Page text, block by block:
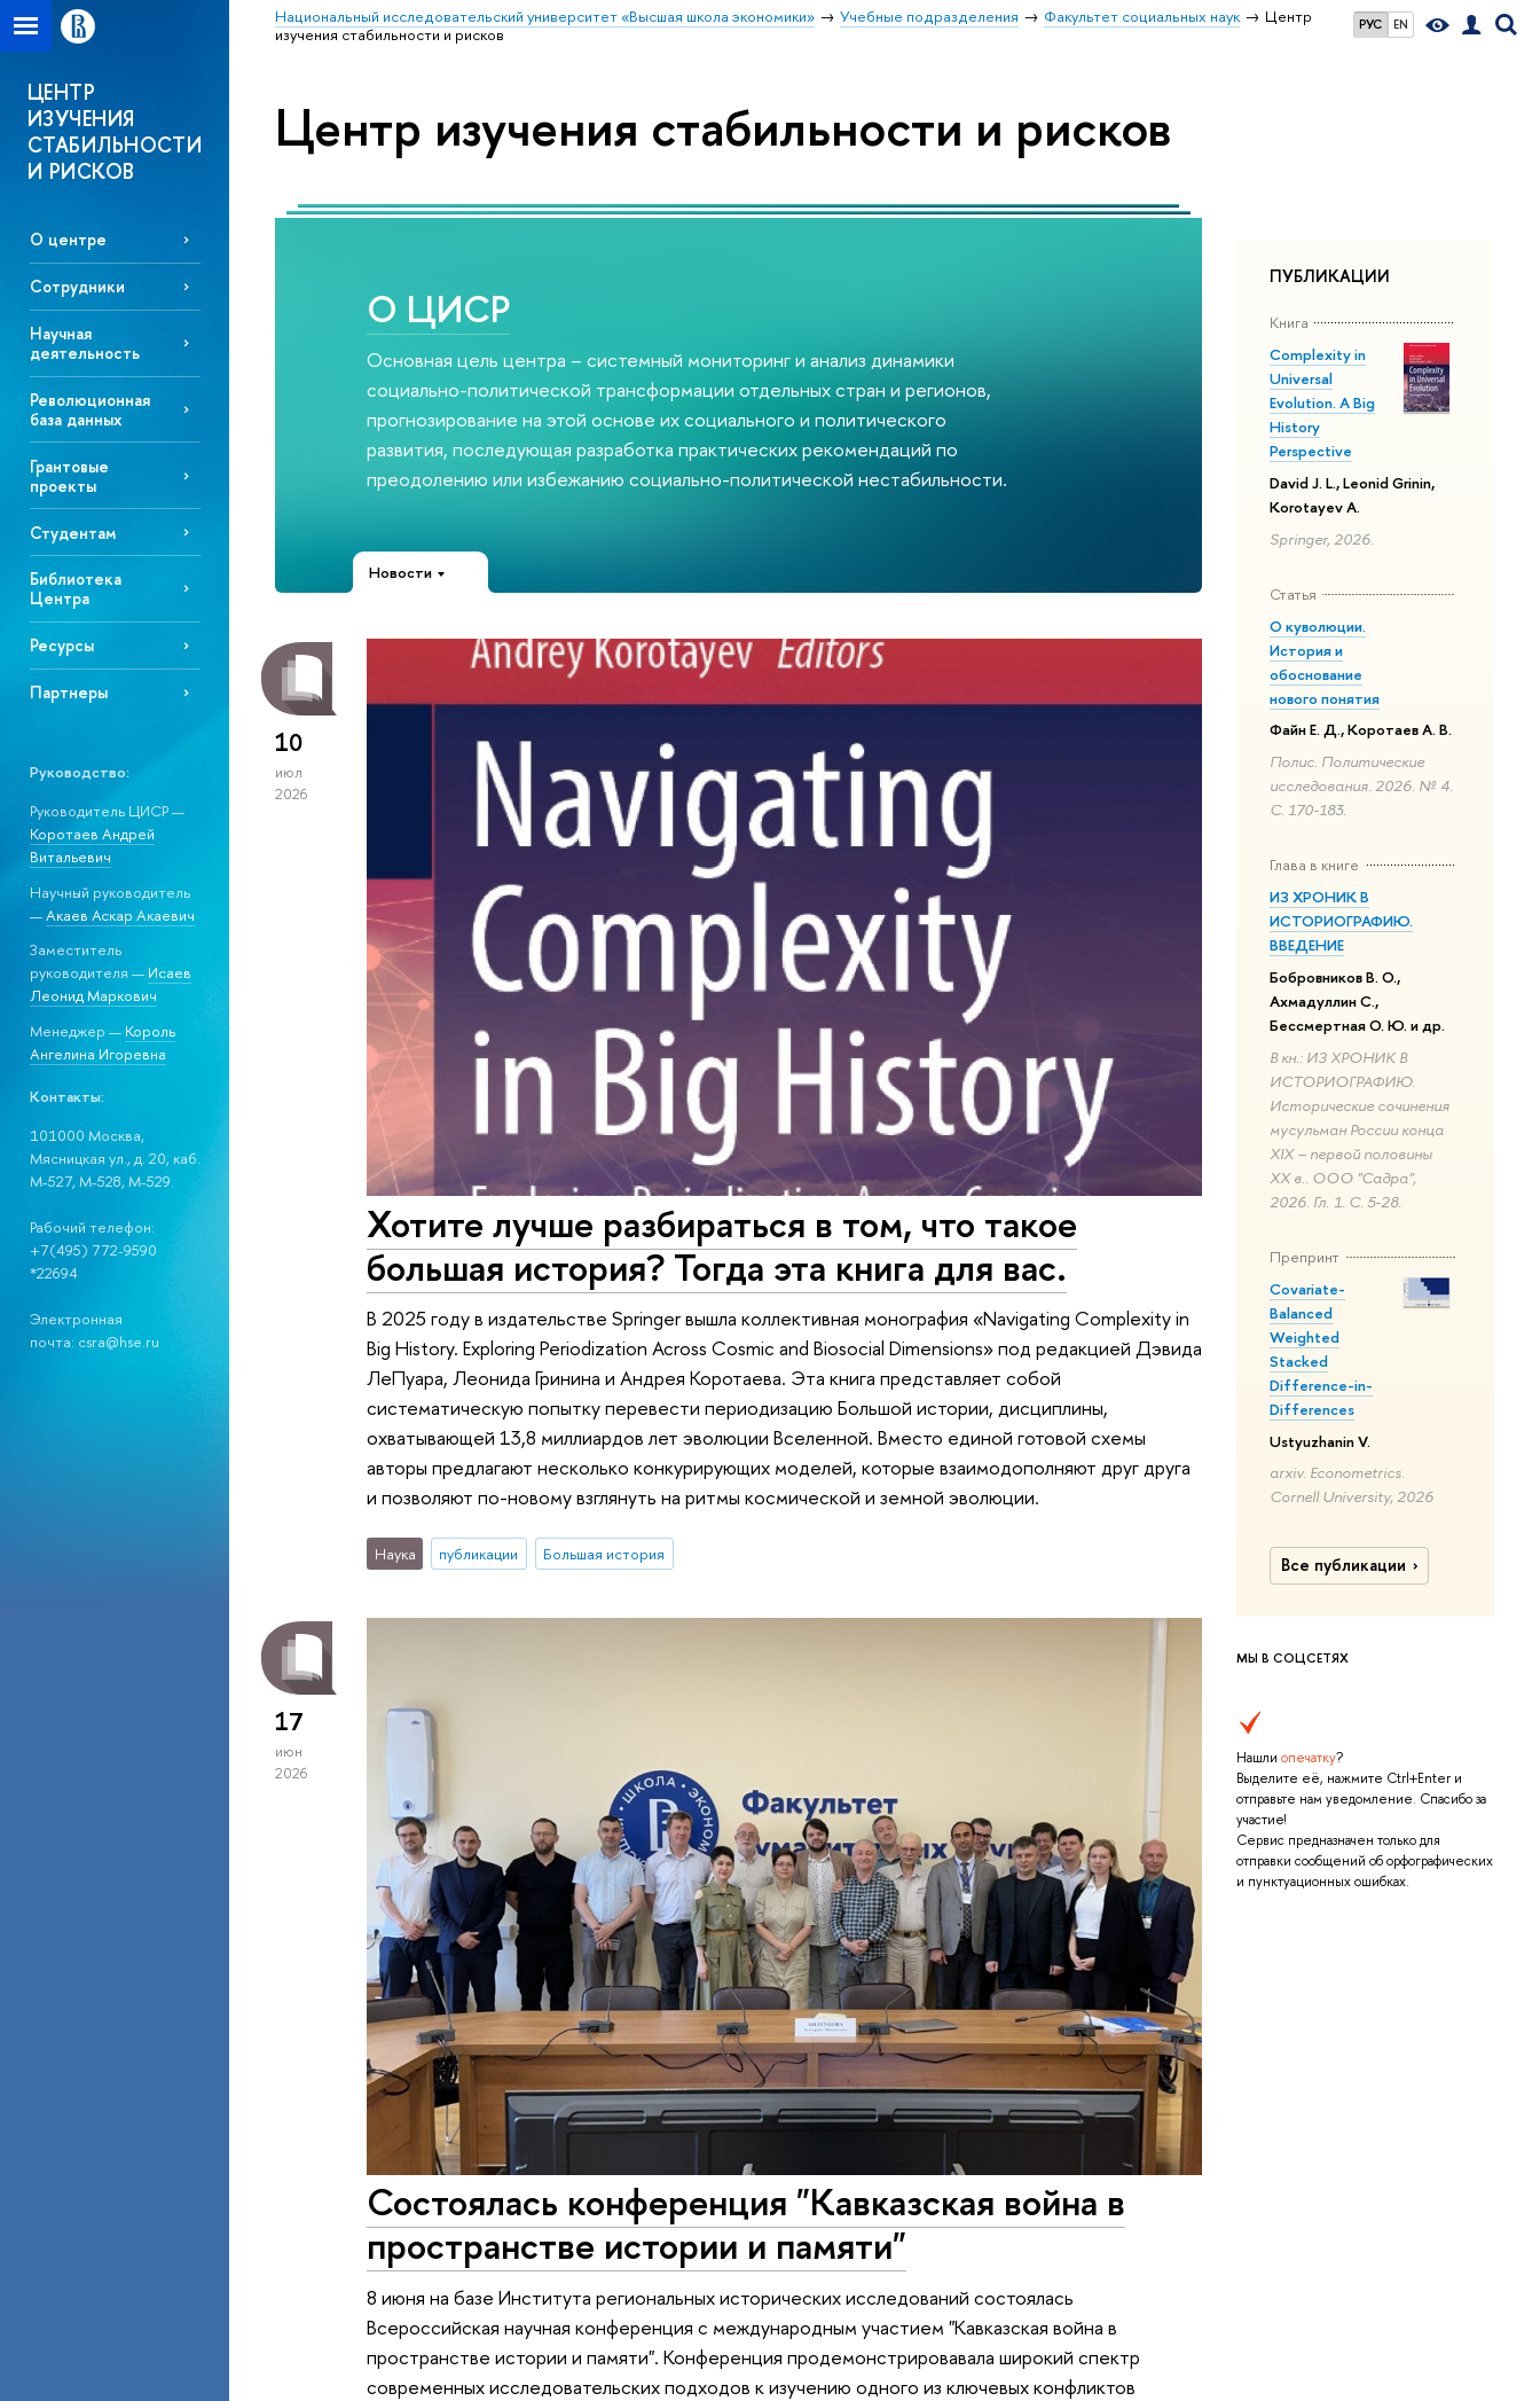
РУС EN
Национальный исследовательский университет «Высшая школа экономики» Учебные подразделения Факультет социальных наук
Центр
изучения стабильности и рисков
ЦЕНТР
ИЗУЧЕНИЯ
СТАБИЛЬНОСТИ
И РИСКОВ
О центре
Сотрудники
Научная
деятельность
Революционная
база данных
Грантовые
проекты
Студентам
Библиотека
Центра
Ресурсы
Партнеры
Руководство:
Руководитель ЦИСР —
Коротаев Андрей
Витальевич
Научный руководитель
—Акаев Аскар Акаевич
Заместитель
руководителя — Исаев
Леонид Маркович
Менеджер — Король
Ангелина Игоревна
Контакты:
101000 Москва,
Мясницкая ул., д. 20, каб.
М-527, М-528, М-529.
Рабочий телефон:
+7(495) 772-9590
*22694
Электронная
почта: csra@hse.ru
Центр изучения стабильности и рисков
ПУБЛИКАЦИИ
Книга
Complexity in
Universal
Evolution. A Big
History
Perspective
David J. L., Leonid Grinin,
Korotayev A.
Springer, 2026.
Статья
О куволюции.
История и
обоснование
нового понятия
Файн Е. Д., Коротаев А. В.
Полис. Политические
исследования. 2026. № 4.
С. 170-183.
Глава в книге
ИЗ ХРОНИК В
ИСТОРИОГРАФИЮ.
ВВЕДЕНИЕ
Бобровников В. О.,
Ахмадуллин С.,
Бессмертная О. Ю. и др.
В кн.: ИЗ ХРОНИК В
ИСТОРИОГРАФИЮ.
Исторические сочинения
мусульман России конца
XIX – первой половины
ХХ в.. ООО "Садра",
2026. Гл. 1. С. 5-28.
Препринт
Covariate-
Balanced
Weighted
Stacked
Difference-in-
Differences
Ustyuzhanin V.
arxiv. Econometrics.
Cornell University, 2026
Все публикации
МЫ В СОЦСЕТЯХ
Нашли опечатку?
Выделите её, нажмите Ctrl+Enter и
отправьте нам уведомление. Спасибо за
участие!
Сервис предназначен только для
отправки сообщений об орфографических
и пунктуационных ошибках.
О ЦИСР
Основная цель центра – системный мониторинг и анализ динамики
социально-политической трансформации отдельных стран и регионов,
прогнозирование на этой основе их социального и политического
развития, последующая разработка практических рекомендаций по
преодолению или избежанию социально-политической нестабильности.
Новости
10
июл
2026
Хотите лучше разбираться в том, что такое
большая история? Тогда эта книга для вас.
В 2025 году в издательстве Springer вышла коллективная монография «Navigating Complexity in
Big History. Exploring Periodization Across Cosmic and Biosocial Dimensions» под редакцией Дэвида
ЛеПуара, Леонида Гринина и Андрея Коротаева. Эта книга представляет собой
систематическую попытку перевести периодизацию Большой истории, дисциплины,
охватывающей 13,8 миллиардов лет эволюции Вселенной. Вместо единой готовой схемы
авторы предлагают несколько конкурирующих моделей, которые взаимодополняют друг друга
и позволяют по-новому взглянуть на ритмы космической и земной эволюции.
Наука публикации Большая история
17
июн
2026
Состоялась конференция "Кавказская война в
пространстве истории и памяти"
8 июня на базе Института региональных исторических исследований состоялась
Всероссийская научная конференция с международным участием "Кавказская война в
пространстве истории и памяти". Конференция продемонстрировавала широкий спектр
современных исследовательских подходов к изучению одного из ключевых конфликтов